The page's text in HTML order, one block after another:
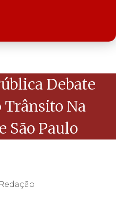
Debate
Na
São Paulo
Redação